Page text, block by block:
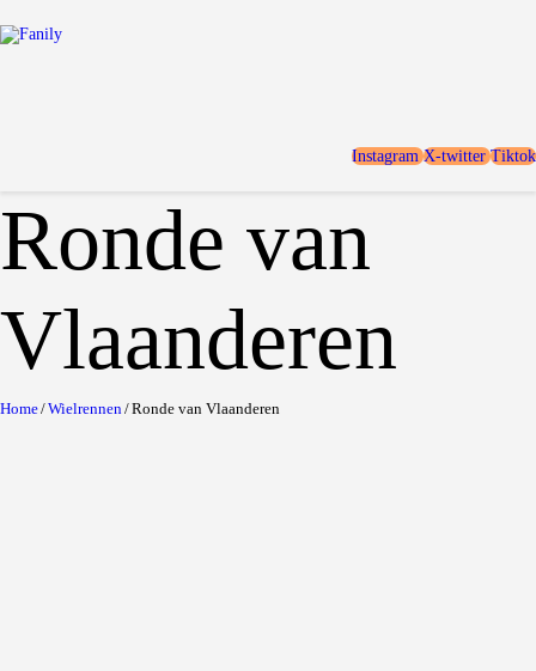
Instagram X-twitter Tiktok
Ronde van
Vlaanderen
Home Wielrennen Ronde van Vlaanderen